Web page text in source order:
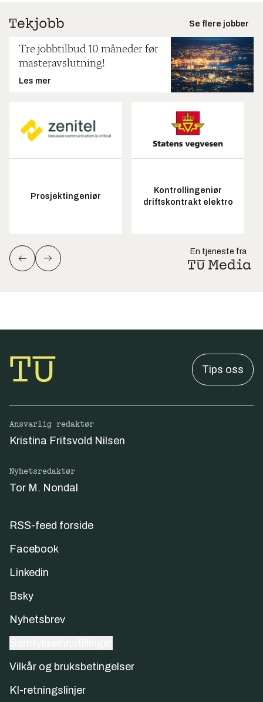
Se flere jobber
Tre jobbtilbud 10 måneder før
masteravslutning!
Les mer
Prosjektingeniør
Kontrollingeniør
driftskontrakt elektro
En tjeneste fra
Tips oss
Ansvarlig redaktør
Kristina Fritsvold Nilsen
Nyhetsredaktør
Tor M. Nondal
RSS-feed forside
Facebook
Linkedin
Bsky
Nyhetsbrev
Vilkår og bruksbetingelser
KI-retningslinjer